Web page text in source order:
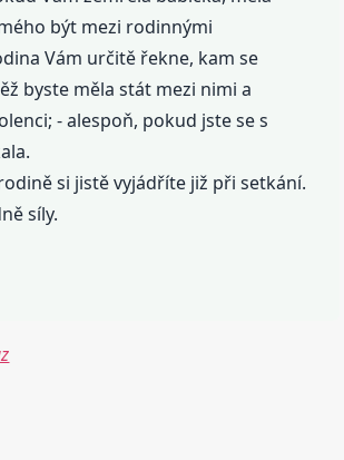
být mezi rodinnými
Vám určitě řekne, kam se
byste měla stát mezi nimi a
- alespoň, pokud jste se s
si jistě vyjádříte již při setkání.
síly.